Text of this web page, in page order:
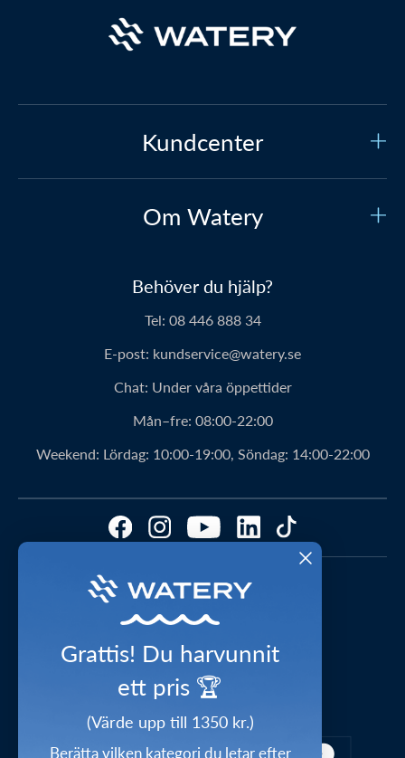
Kundcenter
Kontakta oss
Prisgaranti
Retur
Rabattkoder
Bästa produktrekommendationer
Storleksguider
Videostudio
Shop the look
Inspirations universum
Ge bort ett presentkort
Försäkran om överensstämmelse
Om Watery
Vår historia
Personerna bakom Watery
Klubbavtal
Watery-ambassadör
Kundomdömen
Press
Waterylife – Guider från experter
Integritetspolicy
Handelsvillkor
Behöver du hjälp?
Tel: 08 446 888 34
E-post: kundservice@watery.se
Chat: Under våra öppettider
Mån–fre: 08:00-22:00
Weekend: Lördag: 10:00-19:00, Söndag: 14:00-22:00
1-2 dagars leverans
Säker betalning
Grattis! Du harvunnit
ett pris 🏆
(Värde upp till 1350 kr.)
Berätta vilken kategori du letar efter